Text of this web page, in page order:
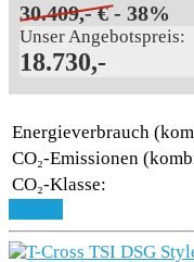
30.409,- € - 38%
Unser Angebotspreis:
18.730,-
Energieverbrauch
CO₂-Emissionen
CO₂-Klasse: